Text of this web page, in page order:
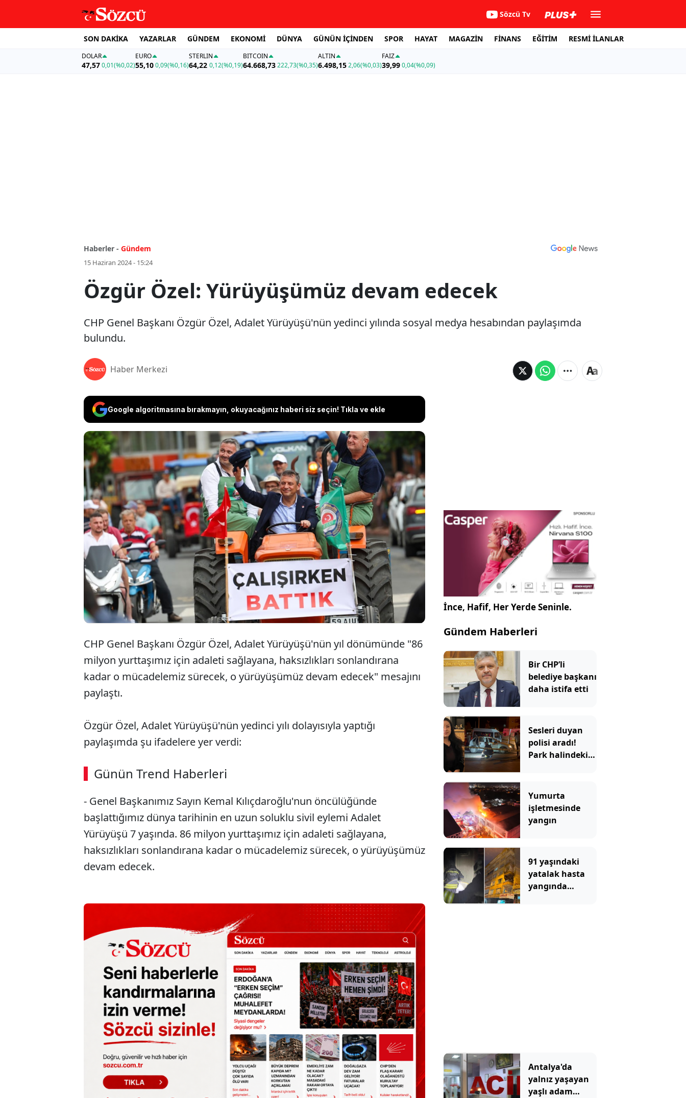
Sözcü Tv
SON DAKİKA YAZARLAR GÜNDEM EKONOMİ DÜNYA GÜNÜN İÇİNDEN SPOR HAYAT MAGAZİN FİNANS EĞİTİM RESMİ İLANLAR
DOLAR
47,570,01(%0,02)
EURO
55,10 0,09(%0,16)
STERLIN
64,22 0,12(%0,19)
BITCOIN
64.668,73222,73(%0,35)
ALTIN
6.498,152,06(%0,03)
FAİZ
39,990,04(%0,09)
Haberler - Gündem
15 Haziran 2024 - 15:24
Özgür Özel: Yürüyüşümüz devam edecek
CHP Genel Başkanı Özgür Özel, Adalet Yürüyüşü'nün yedinci yılında sosyal medya hesabından paylaşımda
bulundu.
Haber Merkezi
Google algoritmasına bırakmayın, okuyacağınız haberi siz seçin! Tıkla ve ekle
CHP Genel Başkanı Özgür Özel, Adalet
Yürüyüşü'nün yedinci yılında sosyal medya
hesabından paylaşımda bulundu.
CHP Genel Başkanı Özgür Özel, Adalet Yürüyüşü'nün yıl dönümünde "86
milyon yurttaşımız için adaleti sağlayana, haksızlıkları sonlandırana
kadar o mücadelemiz sürecek, o yürüyüşümüz devam edecek" mesajını
paylaştı.
Özgür Özel, Adalet Yürüyüşü'nün yedinci yılı dolayısıyla yaptığı
paylaşımda şu ifadelere yer verdi:
Günün Trend Haberleri
SÖZCÜ SON DAKİKA
- Genel Başkanımız Sayın Kemal Kılıçdaroğlu'nun öncülüğünde
başlattığımız dünya tarihinin en uzun soluklu sivil eylemi Adalet
Yürüyüşü 7 yaşında. 86 milyon yurttaşımız için adaleti sağlayana,
haksızlıkları sonlandırana kadar o mücadelemiz sürecek, o yürüyüşümüz
devam edecek.
İnce, Hafif, Her Yerde Seninle.
Gündem Haberleri
Bir CHP’li
belediye başkanı
daha istifa etti
Sesleri duyan
polisi aradı!
Park halindeki
Yumurta
işletmesinde
yangın
91 yaşındaki
yatalak hasta
yangında
Antalya'da
yalnız yaşayan
yaşlı adam